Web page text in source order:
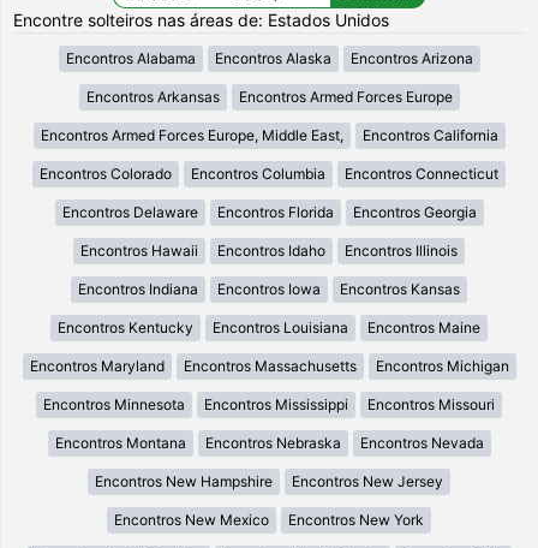
Encontre solteiros nas áreas de: Estados Unidos
Encontros Alabama Encontros Alaska Encontros Arizona
Encontros Arkansas Encontros Armed Forces Europe
Encontros Armed Forces Europe, Middle East, Encontros California
Encontros Colorado Encontros Columbia Encontros Connecticut
Encontros Delaware Encontros Florida Encontros Georgia
Encontros Hawaii Encontros Idaho Encontros Illinois
Encontros Indiana Encontros Iowa Encontros Kansas
Encontros Kentucky Encontros Louisiana Encontros Maine
Encontros Maryland Encontros Massachusetts Encontros Michigan
Encontros Minnesota Encontros Mississippi Encontros Missouri
Encontros Montana Encontros Nebraska Encontros Nevada
Encontros New Hampshire Encontros New Jersey
Encontros New Mexico Encontros New York